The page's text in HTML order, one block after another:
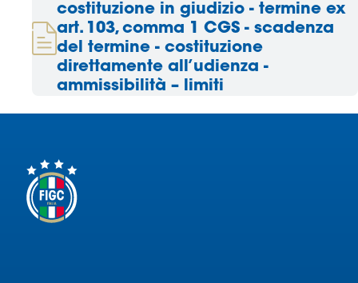
costituzione in giudizio - termine ex
art. 103, comma 1 CGS - scadenza
del termine - costituzione
direttamente all’udienza -
ammissibilità – limiti